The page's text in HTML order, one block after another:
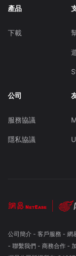
產品
下載
公司
服務協議
隱私協議
公司簡介- 客戶服務 - 網
- 聯繫我們- 商務合作-